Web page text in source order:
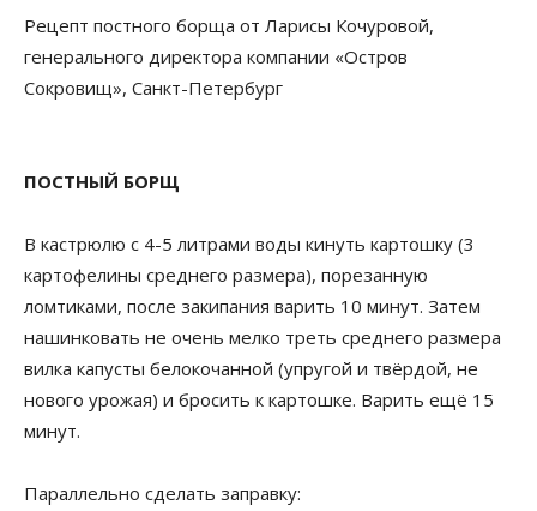
Рецепт постного борща от Ларисы Кочуровой,
генерального директора компании «Остров
Сокровищ», Санкт-Петербург
ПОСТНЫЙ БОРЩ
В кастрюлю с 4-5 литрами воды кинуть картошку (3
картофелины среднего размера), порезанную
ломтиками, после закипания варить 10 минут. Затем
нашинковать не очень мелко треть среднего размера
вилка капусты белокочанной (упругой и твёрдой, не
нового урожая) и бросить к картошке. Варить ещё 15
минут.
Параллельно сделать заправку: